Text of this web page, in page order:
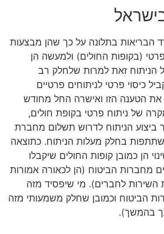
הבריאות בתלונה על כך שהן מבצעות
(בקופות החולים) ולמעשה הן
הניתוח זאת למרות שלחלק רב
כיסוי פרטי לניתוחים פרטיים
את הטענה הזו ואישרה החל מחודש
של ניתוח פרטי בקופת חולים,
ביצוע הניתוח לדרוש תשלום מחברת
בחלק מעלות הניתוח. כתוצאה
הן כמובן קופות החולים שיקבלו
מחברות הביטוח (הן לכאורה אמורות
לחברים). מי שיפסיד מזה
הביטוח וכמובן שחלק משמעותי מזה
בהמשך).